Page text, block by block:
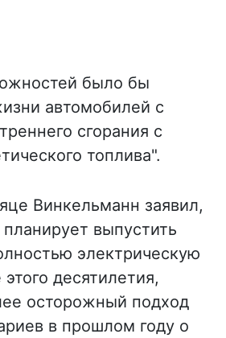
было бы
автомобилей с
сгорания с
топлива".
Винкельманн заявил,
выпустить
электрическую
десятилетия,
осторожный подход
в прошлом году о